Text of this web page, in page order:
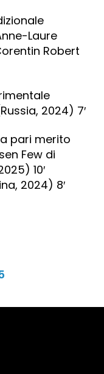
Laure
Robert
2024) 7′
pari merito
Few di
10′
2024) 8′